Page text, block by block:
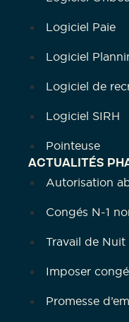
Logiciel Paie
Logiciel
Logiciel de
Logiciel SIRH
Pointeuse
ACTUALITÉS
Autorisation
Congés N-1
Travail de Nuit
Imposer
Promesse